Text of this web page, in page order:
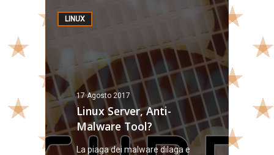
LINUX
17 Agosto 2017
Linux Server, Anti-
Malware Tool?
La piaga dei malware dilaga e